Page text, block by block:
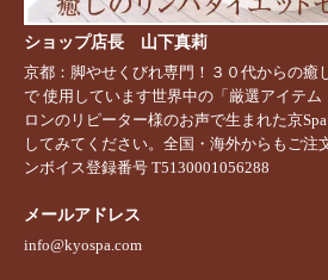
ショップ店長 山下真莉
京都：脚やせくびれ専門！３０代からの癒
で 使用しています世界中の「厳選アイテム
ロンのリピーター様のお声で生まれた京
してみてください。全国・海外からもご注
ンボイス登録番号 T5130001056288
メールアドレス
info@kyospa.com